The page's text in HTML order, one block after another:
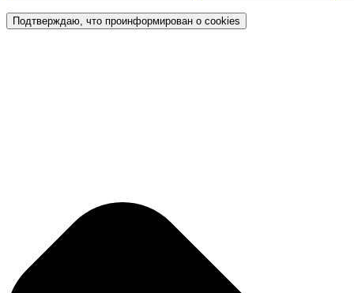
Подтверждаю, что проинформирован о cookies